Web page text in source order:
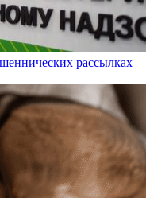
рассылках